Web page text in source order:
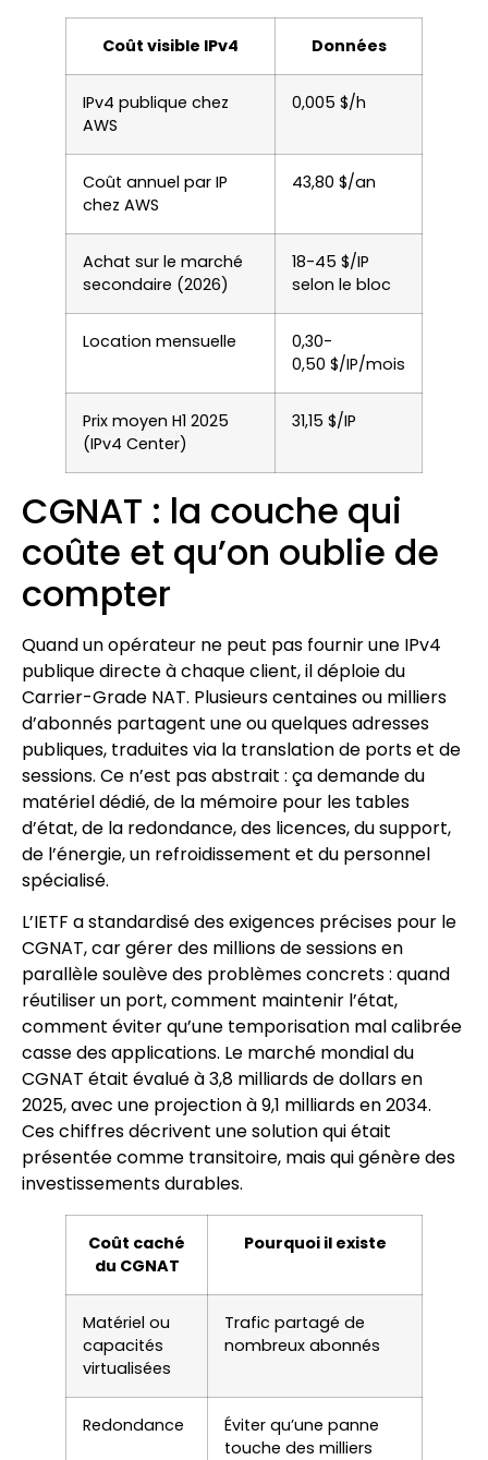
Coût visible IPv4 Données
IPv4 publique chez
AWS
0,005 $/h
Coût annuel par IP
chez AWS
43,80 $/an
Achat sur le marché
secondaire (2026)
18-45 $/IP
selon le bloc
Location mensuelle
0,30-
0,50 $/IP/mois
Prix moyen H1 2025
(IPv4 Center)
31,15 $/IP
CGNAT : la couche qui
coûte et qu’on oublie de
compter
Quand un opérateur ne peut pas fournir une IPv4
publique directe à chaque client, il déploie du
Carrier-Grade NAT. Plusieurs centaines ou milliers
d’abonnés partagent une ou quelques adresses
publiques, traduites via la translation de ports et de
sessions. Ce n’est pas abstrait : ça demande du
matériel dédié, de la mémoire pour les tables
d’état, de la redondance, des licences, du support,
de l’énergie, un refroidissement et du personnel
spécialisé.
L’IETF a standardisé des exigences précises pour le
CGNAT, car gérer des millions de sessions en
parallèle soulève des problèmes concrets : quand
réutiliser un port, comment maintenir l’état,
comment éviter qu’une temporisation mal calibrée
casse des applications. Le marché mondial du
CGNAT était évalué à 3,8 milliards de dollars en
2025, avec une projection à 9,1 milliards en 2034.
Ces chiffres décrivent une solution qui était
présentée comme transitoire, mais qui génère des
investissements durables.
Coût caché
du CGNAT
Pourquoi il existe
Matériel ou
capacités
virtualisées
Trafic partagé de
nombreux abonnés
Redondance
Éviter qu’une panne
touche des milliers